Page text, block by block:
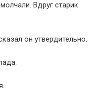
Вдруг старик
он утвердительно.